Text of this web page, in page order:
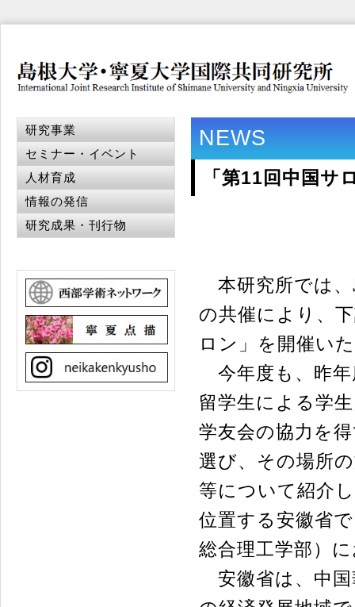
NEWS
「第11回中国サ
本研究所では、
の共催により、
ロン」を開催い
今年度も、昨年
留学生による学
学友会の協力を
選び、その場所
等について紹介
位置する安徽省
総合理工学部）
安徽省は、中国
研究事業
セミナー・イベント
人材育成
情報の発信
研究成果・刊行物